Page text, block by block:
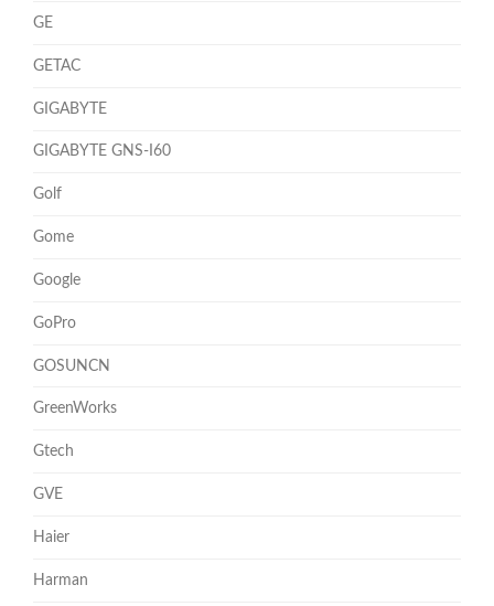
GE
GETAC
GIGABYTE
GIGABYTE GNS-I60
Golf
Gome
Google
GoPro
GOSUNCN
GreenWorks
Gtech
GVE
Haier
Harman